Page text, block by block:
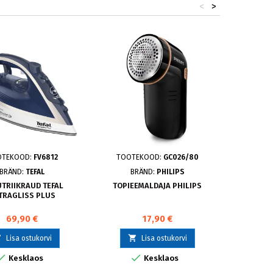
>
<
FV6812
BRÄND: TEFAL
TEFAL
PLUS
69,90 €
Lisa ostukorvi
Kesklaos
TOOTEKOOD: GC026/80
BRÄND: PHILIPS
TOPIEEMALDAJA PHILIPS
17,90 €
 Lisa ostukorvi
 Kesklaos